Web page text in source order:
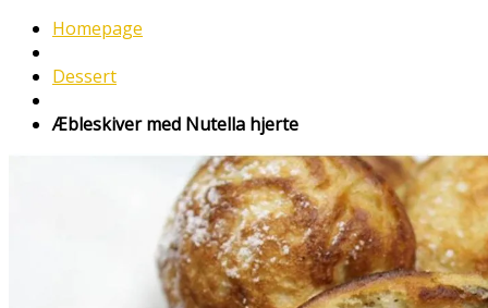
Homepage
Dessert
Æbleskiver med Nutella hjerte